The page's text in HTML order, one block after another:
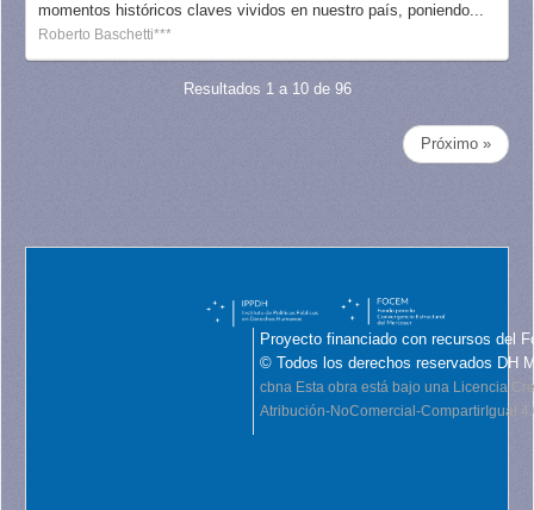
momentos históricos claves vividos en nuestro país, poniendo...
Roberto Baschetti***
Resultados 1 a 10 de 96
Próximo »
Proyecto financiado con recursos del
© Todos los derechos reservados DH
cbna Esta obra está bajo una Licencia
Atribución-NoComercial-CompartirIgual